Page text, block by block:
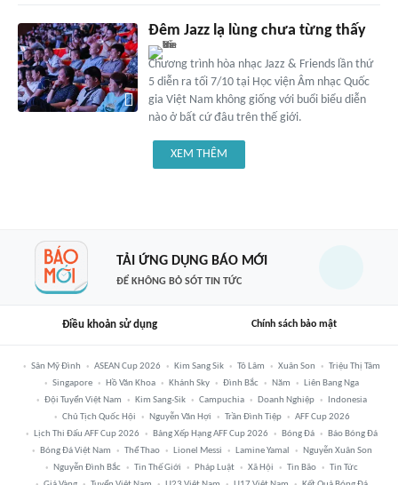
Đêm Jazz lạ lùng chưa từng thấy
Chương trình hòa nhạc Jazz & Friends lần thứ
5 diễn ra tối 7/10 tại Học viện Âm nhạc Quốc
gia Việt Nam không giống với buổi biểu diễn
nào ở bất cứ đâu trên thế giới.
XEM THÊM
TẢI ỨNG DỤNG BÁO MỚI
ĐỂ KHÔNG BỎ SÓT TIN TỨC
Điều khoản sử dụng Chính sách bảo mật
Sân Mỹ Đình ASEAN Cup 2026 Kim Sang Sik Tô Lâm Xuân Son
Triệu Thị Tâm
Singapore
Hồ Văn Khoa Khánh Sky Đình Bắc Năm
Liên Bang Nga
Đội Tuyển Việt Nam
Kim Sang-Sik Campuchia Doanh Nghiệp
Indonesia
Chủ Tịch Quốc Hội
Nguyễn Văn Hợi Trần Đình Tiệp
AFF Cup 2026
Lịch Thi Đấu AFF Cup 2026
Bảng Xếp Hạng AFF Cup 2026 Bóng Đá
Báo Bóng Đá
Bóng Đá Việt Nam
Thể Thao Lionel Messi Lamine Yamal
Nguyễn Xuân Son
Nguyễn Đình Bắc
Tin Thế Giới Pháp Luật Xã Hội Tin Bão
Tin Tức